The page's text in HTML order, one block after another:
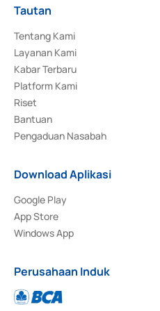
Tautan
Tentang Kami
Layanan Kami
Kabar Terbaru
Platform Kami
Riset
Bantuan
Pengaduan Nasabah
Download Aplikasi
Google Play
App Store
Windows App
Perusahaan Induk